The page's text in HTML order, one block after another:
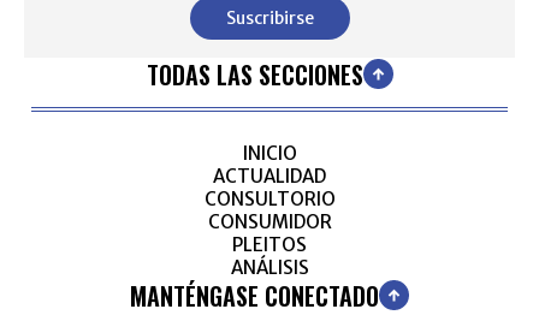
Suscribirse
TODAS LAS SECCIONES
INICIO
ACTUALIDAD
CONSULTORIO
CONSUMIDOR
PLEITOS
ANÁLISIS
MANTÉNGASE CONECTADO